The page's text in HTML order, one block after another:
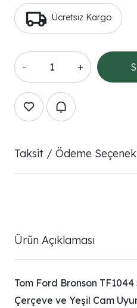
Ücretsiz Kargo
- +
Taksit / Ödeme
Ürün Açıklaması
Tom Ford Bronson
Çerçeve ve Yeşil Cam